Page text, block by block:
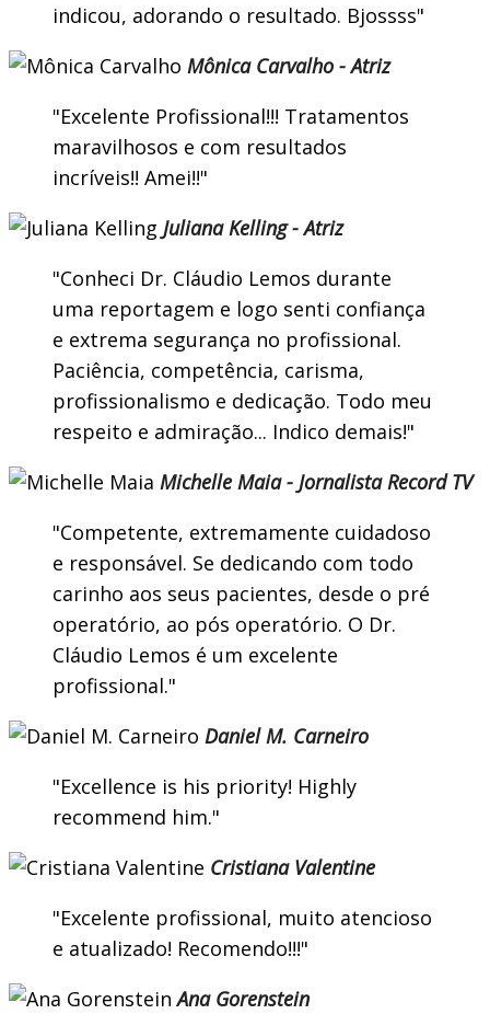
indicou, adorando o resultado. Bjossss
Mônica Carvalho - Atriz
Excelente Profissional!!! Tratamentos
maravilhosos e com resultados
incríveis!! Amei!!
Juliana Kelling - Atriz
Conheci Dr. Cláudio Lemos durante
uma reportagem e logo senti confiança
e extrema segurança no profissional.
Paciência, competência, carisma,
profissionalismo e dedicação. Todo meu
respeito e admiração... Indico demais!
Michelle Maia - Jornalista Record TV
Competente, extremamente cuidadoso
e responsável. Se dedicando com todo
carinho aos seus pacientes, desde o pré
operatório, ao pós operatório. O Dr.
Cláudio Lemos é um excelente
profissional.
Daniel M. Carneiro
Excellence is his priority! Highly
recommend him.
Cristiana Valentine
Excelente profissional, muito atencioso
e atualizado! Recomendo!!!
Ana Gorenstein